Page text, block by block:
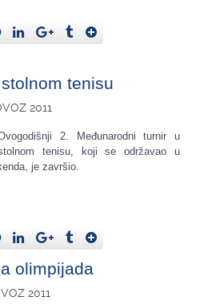
tenisu
2011
2. Međunarodni turnir u
tenisu, koji se održavao u
je završio.
olimpijada
2011